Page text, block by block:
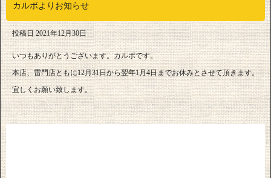
カルボよりお知らせ
投稿日 2021年12月30日
いつもありがとうございます。カルボです。
本店、雷門店ともに12月31日から翌年1月4日までお休みとさせて頂きます。
宜しくお願い致します。